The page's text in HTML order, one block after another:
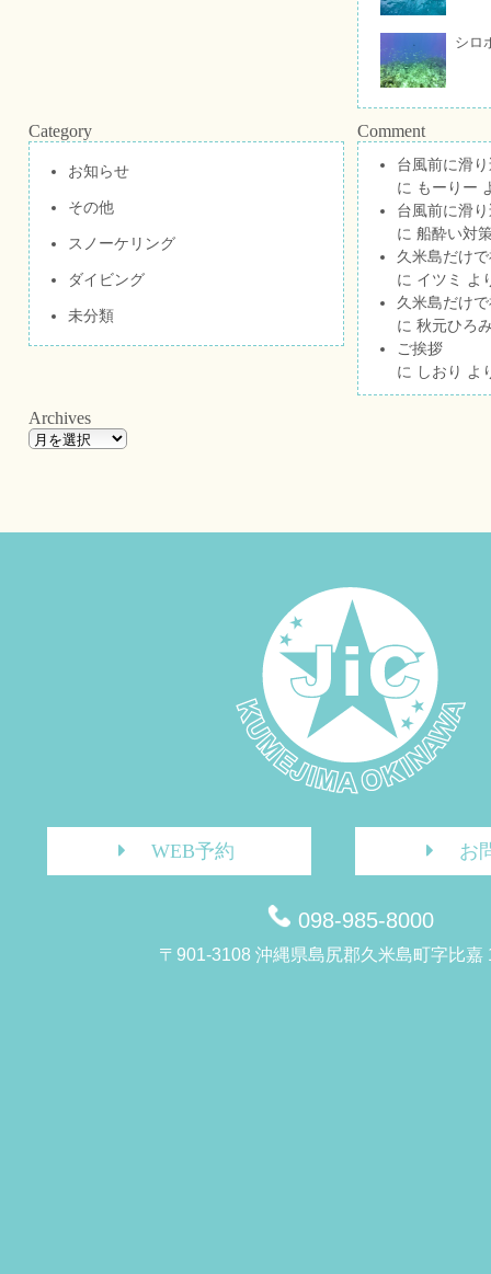
シロ
Category
お知らせ
その他
スノーケリング
ダイビング
未分類
Comment
台風前に滑
に もーりー
台風前に滑
に 船酔い対
久米島だけ
に イツミ
よ
久米島だけ
に 秋元ひろ
ご挨拶
に しおり よ
Archives
WEB予約 お
098-985-8000
〒901-3108 沖縄県島尻郡久米島町字比嘉